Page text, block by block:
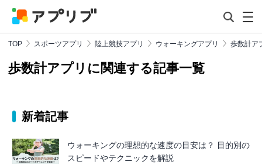
TOP スポーツアプリ 陸上競技アプリ ウォーキングアプリ 歩数計ア
歩数計アプリに関連する記事一覧
新着記事
ウォーキングの理想的な速度の目安は？ 目的別の
スピードやテクニックを解説